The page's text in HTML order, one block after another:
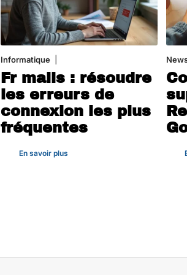
Informatique
Fr mails : résoudre
les erreurs de
connexion les plus
fréquentes
En savoir plus